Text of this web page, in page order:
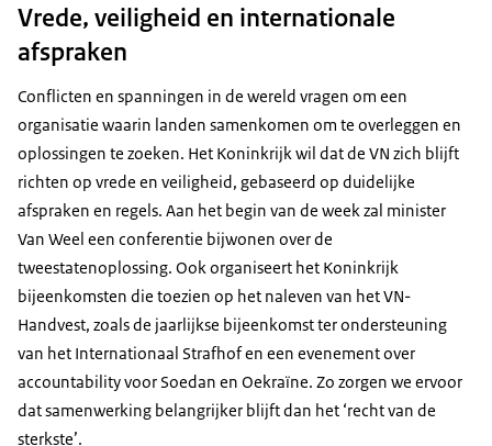
Vrede, veiligheid en internationale
afspraken
Conflicten en spanningen in de wereld vragen om een
organisatie waarin landen samenkomen om te overleggen en
oplossingen te zoeken. Het Koninkrijk wil dat de VN zich blijft
richten op vrede en veiligheid, gebaseerd op duidelijke
afspraken en regels. Aan het begin van de week zal minister
Van Weel een conferentie bijwonen over de
tweestatenoplossing. Ook organiseert het Koninkrijk
bijeenkomsten die toezien op het naleven van het VN-
Handvest, zoals de jaarlijkse bijeenkomst ter ondersteuning
van het Internationaal Strafhof en een evenement over
accountability voor Soedan en Oekraïne. Zo zorgen we ervoor
dat samenwerking belangrijker blijft dan het ‘recht van de
sterkste’.